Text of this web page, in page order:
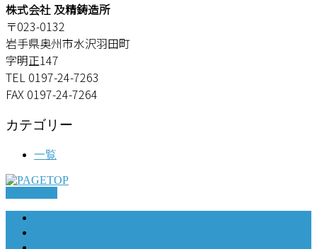
株式会社 及精鋳造所
〒023-0132
岩手県奥州市水沢羽田町
字明正147
TEL 0197-24-7263
FAX 0197-24-7264
カテゴリー
一覧